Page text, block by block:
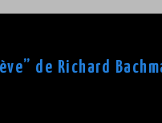
de Richard